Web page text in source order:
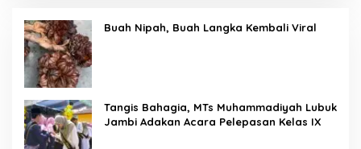
Buah Nipah, Buah Langka Kembali Viral
Tangis Bahagia, MTs Muhammadiyah Lubuk
Jambi Adakan Acara Pelepasan Kelas IX